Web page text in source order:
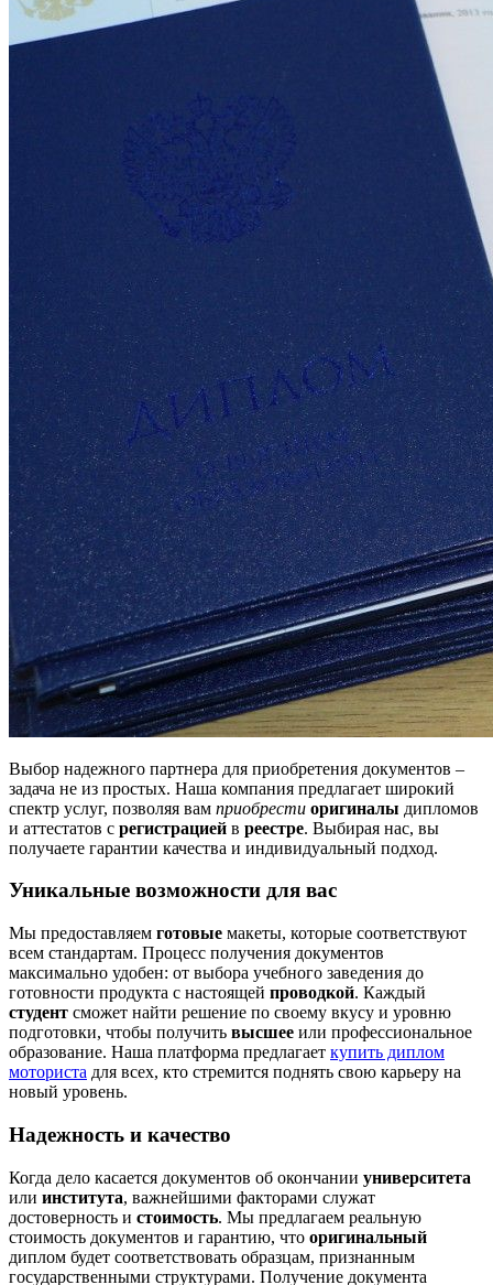
Выбор надежного партнера для приобретения документов –
задача не из простых. Наша компания предлагает широкий
спектр услуг, позволяя вам приобрести оригиналы дипломов
и аттестатов с регистрацией в реестре. Выбирая нас, вы
получаете гарантии качества и индивидуальный подход.
Уникальные возможности для вас
Мы предоставляем готовые макеты, которые соответствуют
всем стандартам. Процесс получения документов
максимально удобен: от выбора учебного заведения до
готовности продукта с настоящей проводкой. Каждый
студент сможет найти решение по своему вкусу и уровню
подготовки, чтобы получить высшее или профессиональное
образование. Наша платформа предлагает купить диплом
моториста для всех, кто стремится поднять свою карьеру на
новый уровень.
Надежность и качество
Когда дело касается документов об окончании университета
или института, важнейшими факторами служат
достоверность и стоимость. Мы предлагаем реальную
стоимость документов и гарантию, что оригинальный
диплом будет соответствовать образцам, признанным
государственными структурами. Получение документа